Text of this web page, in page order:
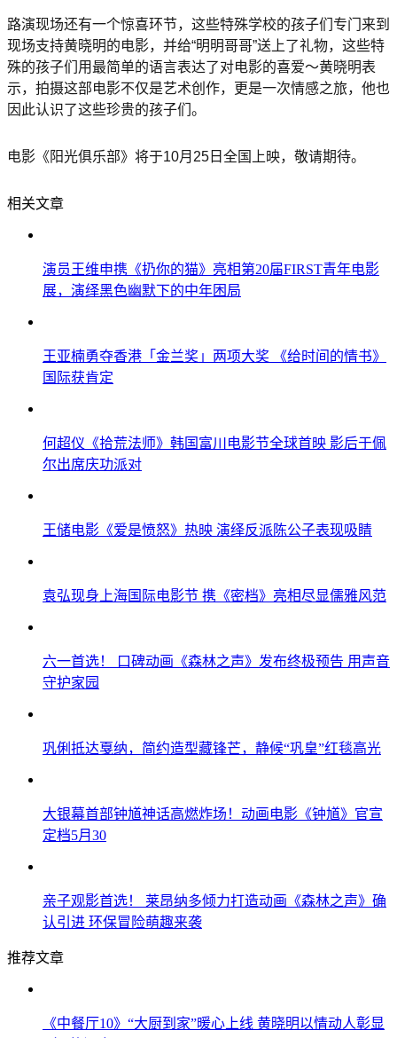
路演现场还有一个惊喜环节，这些特殊学校的孩子们专门来到
现场支持黄晓明的电影，并给“明明哥哥”送上了礼物，这些特
殊的孩子们用最简单的语言表达了对电影的喜爱～黄晓明表
示，拍摄这部电影不仅是艺术创作，更是一次情感之旅，他也
因此认识了这些珍贵的孩子们。
电影《阳光俱乐部》将于10月25日全国上映，敬请期待。
相关文章
演员王维申携《扔你的猫》亮相第20届FIRST青年电影
展，演绎黑色幽默下的中年困局
王亚楠勇夺香港「金兰奖」两项大奖 《给时间的情书》
国际获肯定
何超仪《拾荒法师》韩国富川电影节全球首映 影后于佩
尔出席庆功派对
王储电影《爱是愤怒》热映 演绎反派陈公子表现吸睛
袁弘现身上海国际电影节 携《密档》亮相尽显儒雅风范
六一首选！ 口碑动画《森林之声》发布终极预告 用声音
守护家园
巩俐抵达戛纳，简约造型藏锋芒，静候“巩皇”红毯高光
大银幕首部钟馗神话高燃炸场！动画电影《钟馗》官宣
定档5月30
亲子观影首选！ 莱昂纳多倾力打造动画《森林之声》确
认引进 环保冒险萌趣来袭
推荐文章
《中餐厅10》“大厨到家”暖心上线 黄晓明以情动人彰显